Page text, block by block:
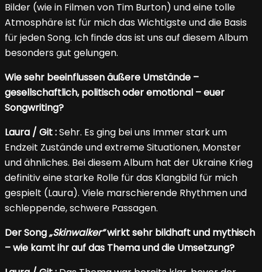
Bilder (wie in Filmen von Tim Burton) und eine tolle
Atmosphäre ist für mich das Wichtigste und die Basis
für jeden Song. Ich finde das ist uns auf diesem Album
besonders gut gelungen.
Wie sehr beeinflussen äußere Umstände –
gesellschaftlich, politisch oder emotional – euer
Songwriting?
Laura / Git :Sehr. Es ging bei uns Immer stark um
Endzeit Zustände und extreme Situationen, Monster
und ähnliches. Bei diesem Album hat der Ukraine Krieg
definitiv eine starke Rolle für das Klangbild für mich
gespielt (Laura). Viele marschierende Rhythmen und
schleppende, schwere Passagen.
Der Song„Skinwalker“wirkt sehr bildhaft und mythisch
– wie kamt ihr auf das Thema und die Umsetzung?